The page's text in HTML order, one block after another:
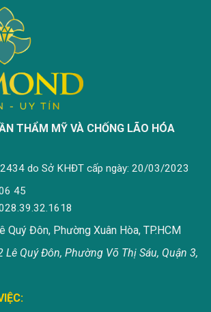
THẨM MỸ VÀ CHỐNG LÃO HÓA
do Sở KHĐT cấp ngày: 20/03/2023
45
Quý Đôn, Phường Xuân Hòa, TP.HCM
Lê Quý Đôn, Phường Võ Thị Sáu, Quận 3,